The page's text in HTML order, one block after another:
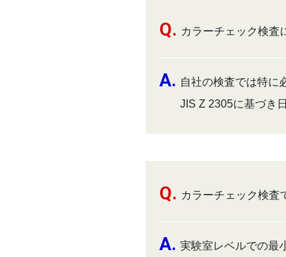
カラーチェック検査
自社の検査では特に
JIS Z 2305に基づき
カラーチェック検査
実験室レベルでの最